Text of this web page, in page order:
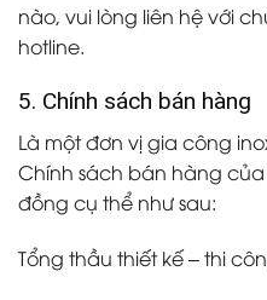
nào, vui lòng liên hệ với
hotline.
5. Chính sách bán hàng
Là một đơn vị gia công
Chính sách bán hàng
đồng cụ thể như sau:
Tổng thầu thiết kế – thi